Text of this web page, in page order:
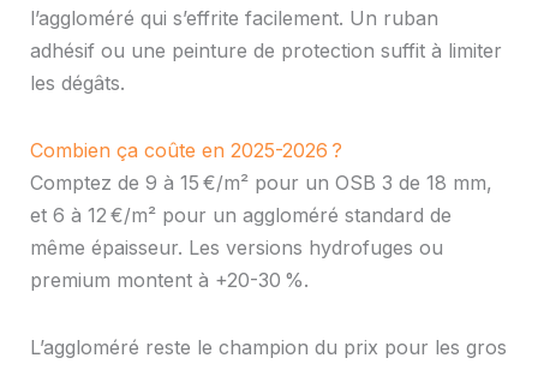
l’aggloméré qui s’effrite facilement. Un ruban
adhésif ou une peinture de protection suffit à limiter
les dégâts.
Combien ça coûte en 2025-2026 ?
Comptez de 9 à 15 €/m² pour un OSB 3 de 18 mm,
et 6 à 12 €/m² pour un aggloméré standard de
même épaisseur. Les versions hydrofuges ou
premium montent à +20-30 %.
L’aggloméré reste le champion du prix pour les gros